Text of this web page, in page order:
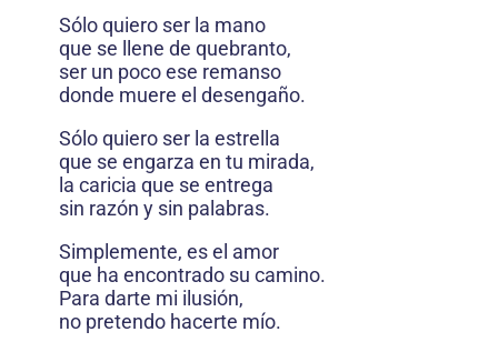
Sólo quiero ser la mano
que se llene de quebranto,
ser un poco ese remanso
donde muere el desengaño.
Sólo quiero ser la estrella
que se engarza en tu mirada,
la caricia que se entrega
sin razón y sin palabras.
Simplemente, es el amor
que ha encontrado su camino.
Para darte mi ilusión,
no pretendo hacerte mío.